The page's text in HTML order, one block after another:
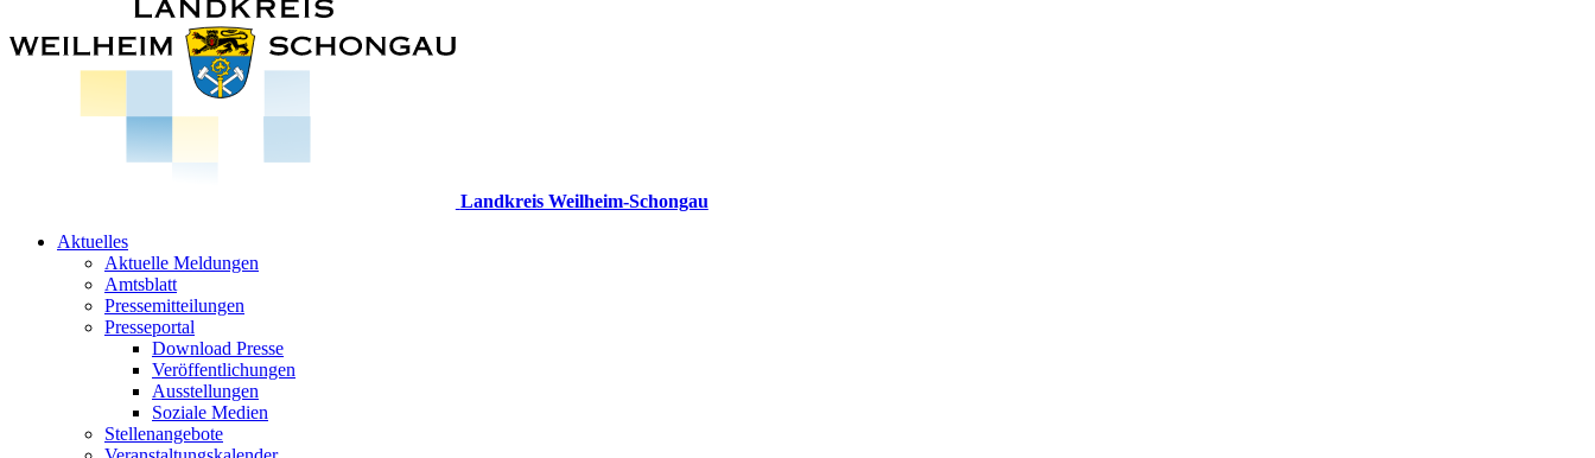
Landkreis Weilheim-Schongau
Aktuelles
Aktuelle Meldungen
Amtsblatt
Pressemitteilungen
Presseportal
Download Presse
Veröffentlichungen
Ausstellungen
Soziale Medien
Stellenangebote